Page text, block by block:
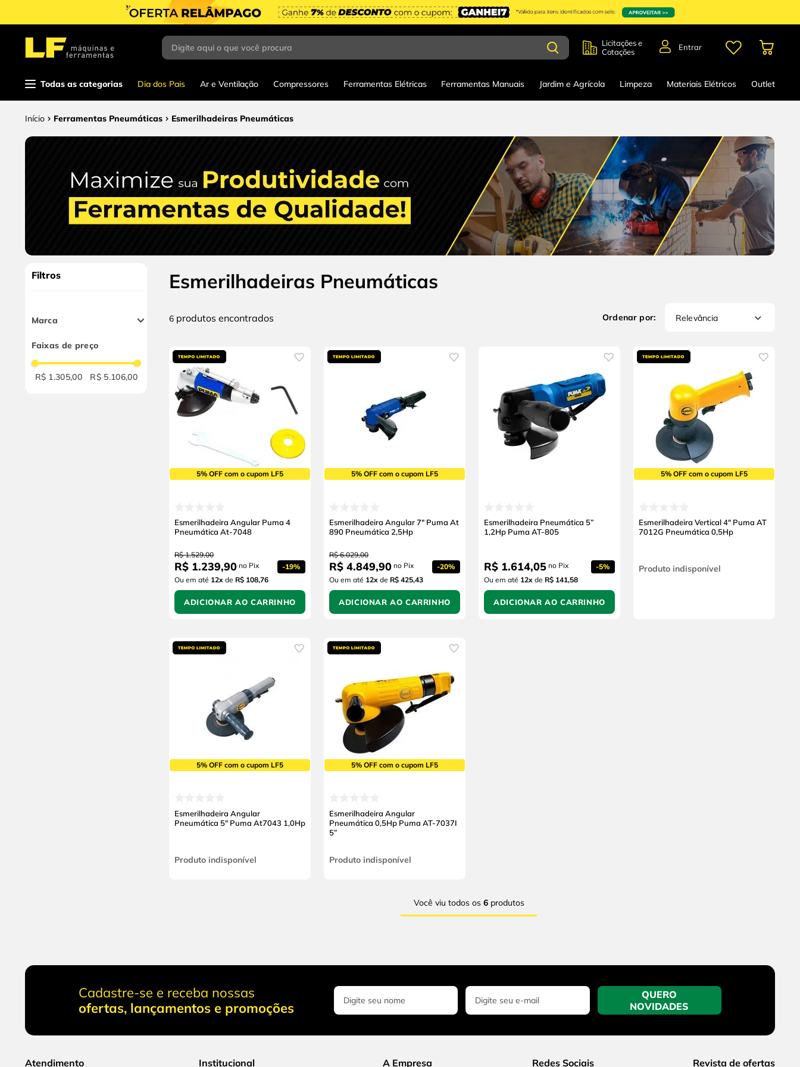
Digite aqui o que você procura
Licitações e
Cotações
Entrar
Todas as categorias Dia dos Pais Ar e Ventilação Compressores Ferramentas Elétricas Ferramentas Manuais Jardim e Agrícola Limpeza Materiais Elétricos Outlet
Ferramentas Pneumáticas Esmerilhadeiras Pneumáticas
Filtros
Marca
Faixas de preço
R$ 1.305,00 R$ 5.106,00
Esmerilhadeiras Pneumáticas
6 produtos Relevância
5% OFF com o cupom LF5
Esmerilhadeira Angular Puma 4
Pneumática At-7048
R$ 1.529,00
R$ 1.239,90 no Pix -19%
Ou em até 12x de R$ 108,76
ADICIONAR AO CARRINHO
5% OFF com o cupom LF5
Esmerilhadeira Angular 7" Puma At
890 Pneumática 2,5Hp
R$ 6.029,00
R$ 4.849,90 no Pix -20%
Ou em até 12x de R$ 425,43
ADICIONAR AO CARRINHO
Esmerilhadeira Pneumática 5”
1,2Hp Puma AT-805
R$ 1.614,05 no Pix -5%
Ou em até 12x de R$ 141,58
ADICIONAR AO CARRINHO
5% OFF com o cupom LF5
Esmerilhadeira Vertical 4" Puma AT
7012G Pneumática 0,5Hp
Produto indisponível
5% OFF com o cupom LF5
Esmerilhadeira Angular
Pneumática 5" Puma At7043 1,0Hp
Produto indisponível
5% OFF com o cupom LF5
Esmerilhadeira Angular
Pneumática 0,5Hp Puma AT-7037I
5”
Produto indisponível
Você viu todos os 6produtos
Cadastre-se e receba nossas
ofertas, lançamentos e promoções
QUERO
NOVIDADES
Atendimento Institucional A Empresa Redes Sociais Revista de ofertas
Termos mais
buscados
parafusadeira
serra circular